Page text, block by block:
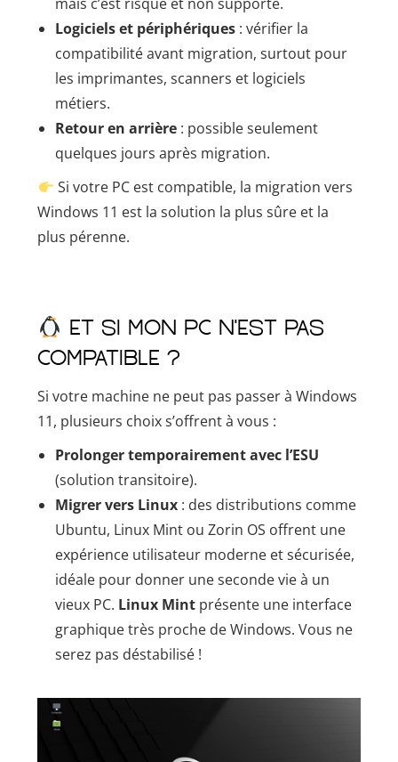
Logiciels et périphériques : vérifier la
compatibilité avant migration, surtout pour
les imprimantes, scanners et logiciels
métiers.
Retour en arrière : possible seulement
quelques jours après migration.
Si votre PC est compatible, la migration vers
Windows 11 est la solution la plus sûre et la
plus pérenne.
Et si mon PC n’est pas
compatible ?
Si votre machine ne peut pas passer à Windows
11, plusieurs choix s’offrent à vous :
Prolonger temporairement avec l’ESU
(solution transitoire).
Migrer vers Linux : des distributions comme
Ubuntu, Linux Mint ou Zorin OS offrent une
expérience utilisateur moderne et sécurisée,
idéale pour donner une seconde vie à un
vieux PC. Linux Mint présente une interface
graphique très proche de Windows. Vous ne
serez pas déstabilisé !